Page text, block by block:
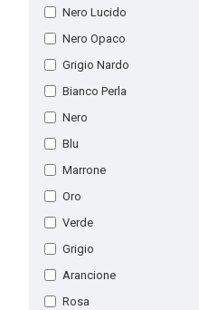
Nero Lucido
Nero Opaco
Grigio Nardo
Bianco Perla
Nero
Blu
Marrone
Oro
Verde
Grigio
Arancione
Rosa